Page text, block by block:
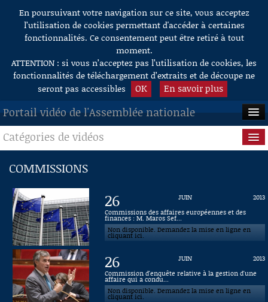
Aller au contenu
En poursuivant votre navigation sur ce site, vous acceptez
l’utilisation de cookies permettant d'accéder à certaines
fonctionnalités. Ce consentement peut être retiré à tout
moment.
ATTENTION : si vous n’acceptez pas l’utilisation de cookies, les
fonctionnalités de téléchargement d’extraits et de découpe ne
seront pas accessibles
OK En savoir plus
Portail vidéo de l'Assemblée nationale
ACCUEIL
EN DIRECT
À LA DEMANDE
RECHERCHE
AIDE À LA DÉCOUPE
DE VIDÉOS
Catégories de vidéos
Questions au Gouvernement
Commissions
Présidence
Évènements
Connaissance, Histoire
COMMISSIONS
26 JUIN
2013
Commissions des affaires européennes et des
finances : M. Maros Sef...
Non disponible. Demandez la mise en ligne en
cliquant ici.
26 JUIN
2013
Commission d'enquête relative à la gestion d'une
affaire qui a condu...
Non disponible. Demandez la mise en ligne en
cliquant ici.